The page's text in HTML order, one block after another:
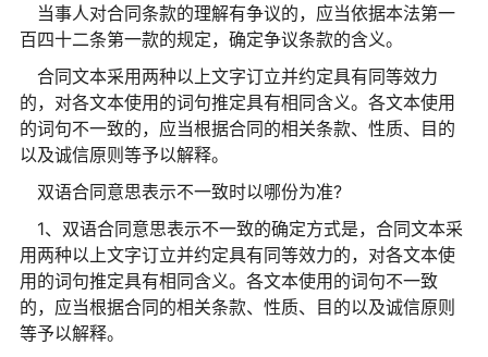
当事人对合同条款的理解有争议的，应当依据本法第一
百四十二条第一款的规定，确定争议条款的含义。
合同文本采用两种以上文字订立并约定具有同等效力
的，对各文本使用的词句推定具有相同含义。各文本使用
的词句不一致的，应当根据合同的相关条款、性质、目的
以及诚信原则等予以解释。
双语合同意思表示不一致时以哪份为准?
1、双语合同意思表示不一致的确定方式是，合同文本采
用两种以上文字订立并约定具有同等效力的，对各文本使
用的词句推定具有相同含义。各文本使用的词句不一致
的，应当根据合同的相关条款、性质、目的以及诚信原则
等予以解释。